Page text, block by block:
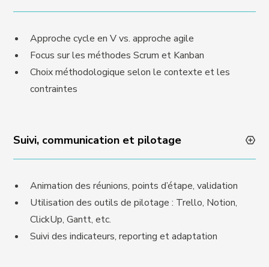
Approche cycle en V vs. approche agile
Focus sur les méthodes Scrum et Kanban
Choix méthodologique selon le contexte et les
contraintes
Suivi, communication et pilotage
Animation des réunions, points d’étape, validation
Utilisation des outils de pilotage : Trello, Notion,
ClickUp, Gantt, etc.
Suivi des indicateurs, reporting et adaptation